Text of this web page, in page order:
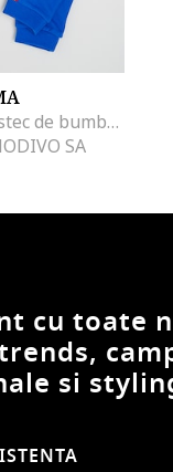
Trening din amestec de bumbac cu imprimeu
SA
cu toate
si